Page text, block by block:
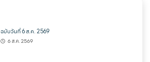
ฉบับวันที่ 6 ส.ค. 2569
6 ส.ค. 2569